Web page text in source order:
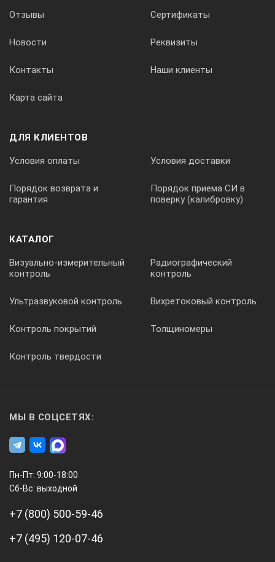
Отзывы Сертификаты
Новости Реквизиты
Контакты Наши клиенты
Карта сайта
ДЛЯ КЛИЕНТОВ
Условия оплаты Условия доставки
Порядок возврата и
гарантия
Порядок приема СИ в
поверку (калибровку)
КАТАЛОГ
Визуально-измерительный
контроль
Радиографический
контроль
Ультразвуковой контроль Вихретоковый контроль
Контроль покрытий Толщиномеры
Контроль твердости
МЫ В СОЦСЕТЯХ:
Пн-Пт: 9:00-18:00
Сб-Вс: выходной
+7 (800) 500-59-46
+7 (495) 120-07-46